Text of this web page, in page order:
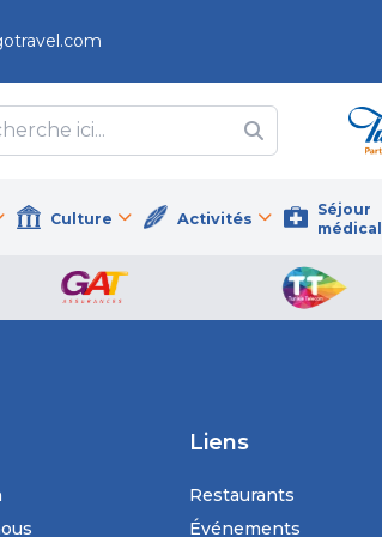
Culture Activités
Séjour
médical
Liens
Restaurants
Événements